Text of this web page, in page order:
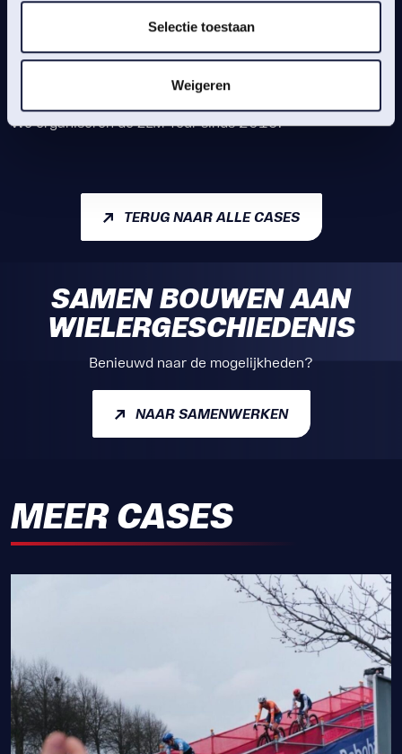
Selectie toestaan
Weigeren
HISTORIE
We organiseren de ZLM Tour sinds 2019.
TERUG NAAR ALLE CASES
SAMEN BOUWEN AAN
WIELERGESCHIEDENIS
Benieuwd naar de mogelijkheden?
NAAR SAMENWERKEN
MEER CASES